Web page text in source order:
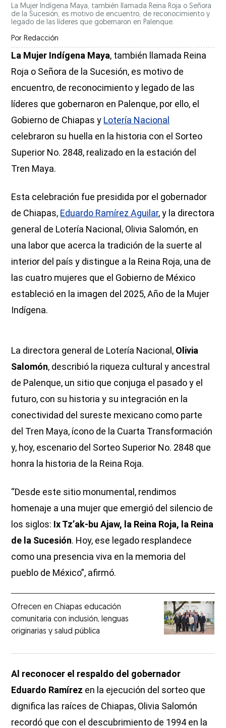
La Mujer Indígena Maya, también llamada Reina Roja o Señora
de la Sucesión, es motivo de encuentro, de reconocimiento y
legado de las líderes que gobernaron en Palenque.
Por Redacción
La Mujer Indígena Maya, también llamada Reina
Roja o Señora de la Sucesión, es motivo de
encuentro, de reconocimiento y legado de las
líderes que gobernaron en Palenque, por ello, el
Gobierno de Chiapas y Lotería Nacional
celebraron su huella en la historia con el Sorteo
Superior No. 2848, realizado en la estación del
Tren Maya.
Esta celebración fue presidida por el gobernador
de Chiapas, Eduardo Ramírez Aguilar, y la directora
general de Lotería Nacional, Olivia Salomón, en
una labor que acerca la tradición de la suerte al
interior del país y distingue a la Reina Roja, una de
las cuatro mujeres que el Gobierno de México
estableció en la imagen del 2025, Año de la Mujer
Indígena.
La directora general de Lotería Nacional, Olivia
Salomón, describió la riqueza cultural y ancestral
de Palenque, un sitio que conjuga el pasado y el
futuro, con su historia y su integración en la
conectividad del sureste mexicano como parte
del Tren Maya, ícono de la Cuarta Transformación
y, hoy, escenario del Sorteo Superior No. 2848 que
honra la historia de la Reina Roja.
“Desde este sitio monumental, rendimos
homenaje a una mujer que emergió del silencio de
los siglos: Ix Tz’ak-bu Ajaw, la Reina Roja, la Reina
de la Sucesión. Hoy, ese legado resplandece
como una presencia viva en la memoria del
pueblo de México”, afirmó.
Ofrecen en Chiapas educación
comunitaria con inclusión, lenguas
originarias y salud pública
Al reconocer el respaldo del gobernador
Eduardo Ramírez en la ejecución del sorteo que
dignifica las raíces de Chiapas, Olivia Salomón
recordó que con el descubrimiento de 1994 en la